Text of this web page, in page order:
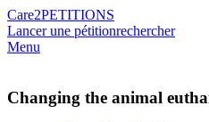
Care2PETITIONS
Lancer une pétitionrechercher
Menu
Changing the animal